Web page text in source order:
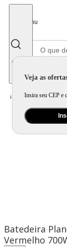
Menu
Veja as
Insira seu CEP e
Home Eletroportátil / Preparo
Batedeira
Vermelho